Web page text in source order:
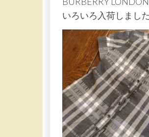
いろいろ入荷しまし